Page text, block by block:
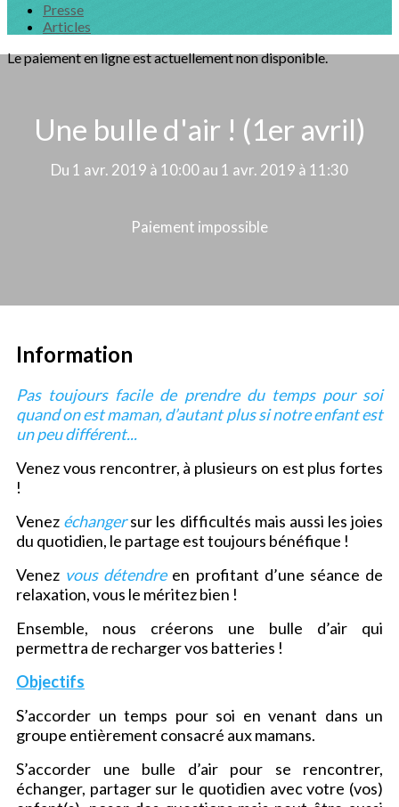
Presse
Articles
Le paiement en ligne est actuellement non disponible.
Une bulle d'air ! (1er avril)
Du 1 avr. 2019 à 10:00 au 1 avr. 2019 à 11:30
Paiement impossible
Information
Pas toujours facile de prendre du temps pour soi
quand on est maman, d’autant plus si notre enfant est
un peu différent...
Venez vous rencontrer, à plusieurs on est plus fortes
!
Venez échangersur les difficultés mais aussi les joies
du quotidien, le partage est toujours bénéfique !
Venez vous détendreen profitant d’une séance de
relaxation, vous le méritez bien !
Ensemble, nous créerons une bulle d’air qui
permettra de recharger vos batteries !
Objectifs
S’accorder un temps pour soi en venant dans un
groupe entièrement consacré aux mamans.
S’accorder une bulle d’air pour se rencontrer,
échanger, partager sur le quotidien avec votre (vos)